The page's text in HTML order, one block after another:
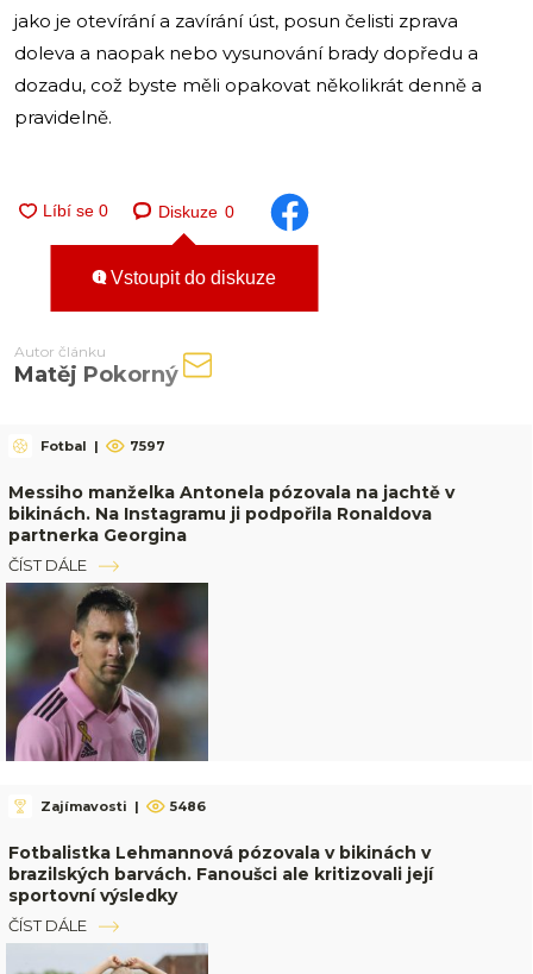
jako je otevírání a zavírání úst, posun čelisti zprava
doleva a naopak nebo vysunování brady dopředu a
dozadu, což byste měli opakovat několikrát denně a
pravidelně.
Diskuze 0
Vstoupit do diskuze
Autor článku
Matěj Pokorný
Fotbal | 7597
Messiho manželka Antonela pózovala na jachtě v
bikinách. Na Instagramu ji podpořila Ronaldova
partnerka Georgina
ČÍST DÁLE
Zajímavosti | 5486
Fotbalistka Lehmannová pózovala v bikinách v
brazilských barvách. Fanoušci ale kritizovali její
sportovní výsledky
ČÍST DÁLE